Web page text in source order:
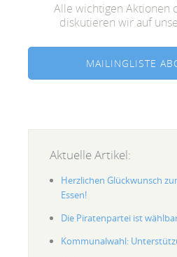
Alle wichtigen Aktionen
diskutieren wir auf
MAILINGLISTE
Aktuelle Artikel:
Herzlichen Glückwunsch
Essen!
Die Piratenpartei ist
Kommunalwahl: